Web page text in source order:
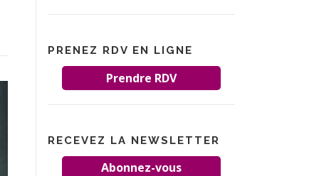
PRENEZ RDV EN LIGNE
Prendre RDV
RECEVEZ LA NEWSLETTER
Abonnez-vous